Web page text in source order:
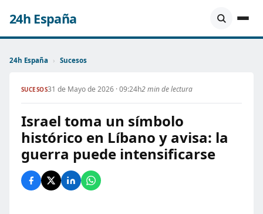
24h España
24h España › Sucesos
SUCESOS31 de Mayo de 2026 · 09:24h2 min de lectura
Israel toma un símbolo
histórico en Líbano y avisa: la
guerra puede intensificarse